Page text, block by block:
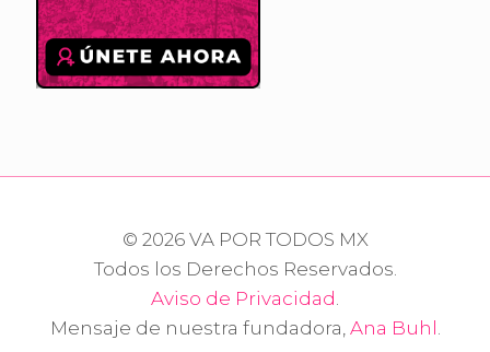
© 2026 VA POR TODOS MX
Todos los Derechos Reservados.
Aviso de Privacidad
Mensaje de nuestra fundadora, Ana Buhl